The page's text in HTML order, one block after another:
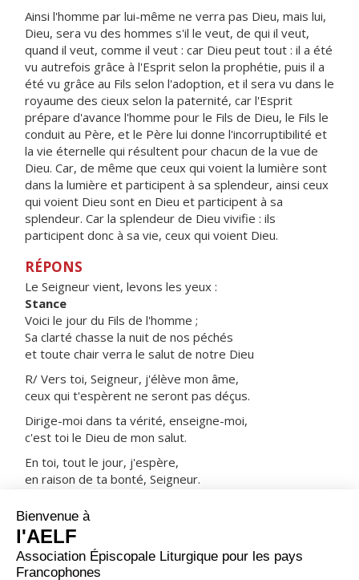
Ainsi l'homme par lui-même ne verra pas Dieu, mais lui,
Dieu, sera vu des hommes s'il le veut, de qui il veut,
quand il veut, comme il veut : car Dieu peut tout : il a été
vu autrefois grâce à l'Esprit selon la prophétie, puis il a
été vu grâce au Fils selon l'adoption, et il sera vu dans le
royaume des cieux selon la paternité, car l'Esprit
prépare d'avance l'homme pour le Fils de Dieu, le Fils le
conduit au Père, et le Père lui donne l'incorruptibilité et
la vie éternelle qui résultent pour chacun de la vue de
Dieu. Car, de même que ceux qui voient la lumière sont
dans la lumière et participent à sa splendeur, ainsi ceux
qui voient Dieu sont en Dieu et participent à sa
splendeur. Car la splendeur de Dieu vivifie : ils
participent donc à sa vie, ceux qui voient Dieu.
RÉPONS
Le Seigneur vient, levons les yeux :
Stance
Voici le jour du Fils de l'homme ;
Sa clarté chasse la nuit de nos péchés
et toute chair verra le salut de notre Dieu
R/ Vers toi, Seigneur, j'élève mon âme,
ceux qui t'espèrent ne seront pas déçus.
Dirige-moi dans ta vérité, enseigne-moi,
c'est toi le Dieu de mon salut.
En toi, tout le jour, j'espère,
en raison de ta bonté, Seigneur.
de ton amour, car ils sont de toujours.
ORAISON
Nous t’en prions, Dieu tout-puissant, que les fêtes